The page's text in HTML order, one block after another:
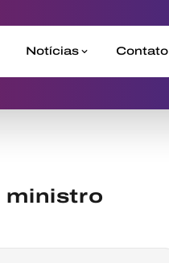
Notícias Contato
ministro